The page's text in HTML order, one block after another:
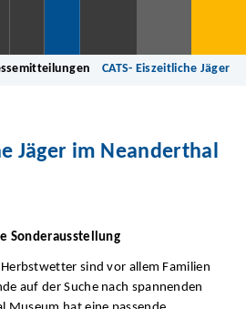
CATS- Eiszeitliche Jäger
Jäger im Neanderthal
Sonderausstellung
Herbstwetter sind vor allem Familien
auf der Suche nach spannenden